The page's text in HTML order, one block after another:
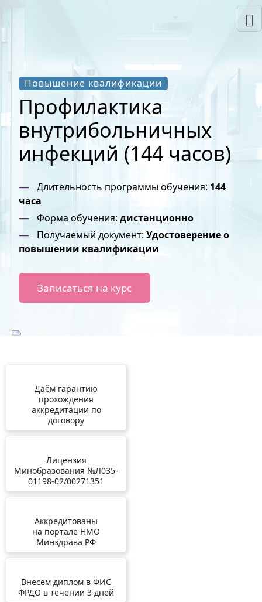
Повышение квалификации
Профилактика
внутрибольничных
инфекций (144 часов)
Длительность программы обучения: 144
часа
Форма обучения: дистанционно
Получаемый документ:Удостоверение о
повышении квалификации
Записаться на курс
Даём гарантию
прохождения
аккредитации по
договору
Лицензия
Минобразования №Л035-
01198-02/00271351
Аккредитованы
на портале НМО
Минздрава РФ
Внесем диплом в ФИС
ФРДО в течении 3 дней